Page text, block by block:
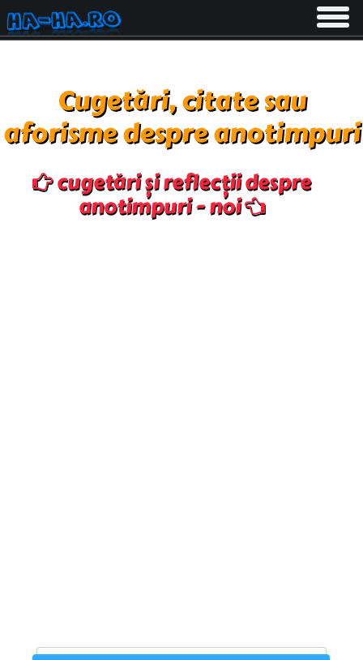
Toggle
Cugetări, citate sau
aforisme despre anotimpuri
cugetări și reflecții despre
anotimpuri - noi